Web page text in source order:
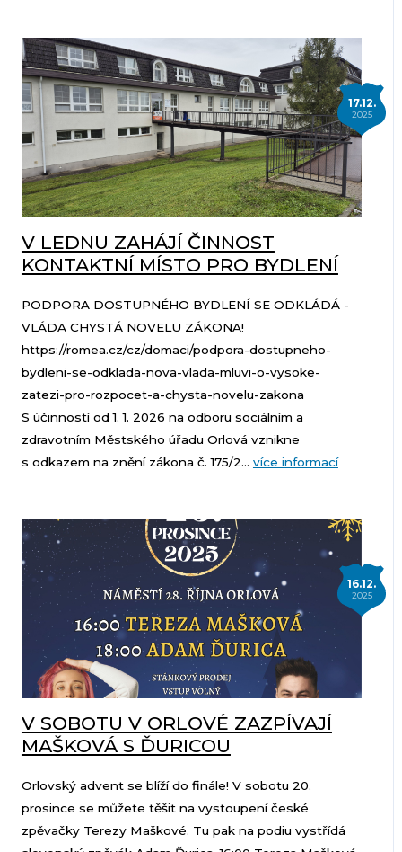
17.12.
2025
V LEDNU ZAHÁJÍ ČINNOST
KONTAKTNÍ MÍSTO PRO BYDLENÍ
PODPORA DOSTUPNÉHO BYDLENÍ SE ODKLÁDÁ -
VLÁDA CHYSTÁ NOVELU ZÁKONA!
https://romea.cz/cz/domaci/podpora-dostupneho-
bydleni-se-odklada-nova-vlada-mluvi-o-vysoke-
zatezi-pro-rozpocet-a-chysta-novelu-zakona
S účinností od 1. 1. 2026 na odboru sociálním a
zdravotním Městského úřadu Orlová vznikne
s odkazem na znění zákona č. 175/2... více informací
16.12.
2025
V SOBOTU V ORLOVÉ ZAZPÍVAJÍ
MAŠKOVÁ S ĎURICOU
Orlovský advent se blíží do finále! V sobotu 20.
prosince se můžete těšit na vystoupení české
zpěvačky Terezy Maškové. Tu pak na podiu vystřídá